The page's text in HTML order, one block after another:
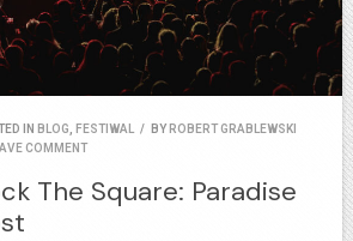
IN BLOG FESTIWAL / BY ROBERT GRABLEWSKI
COMMENT
The Square: Paradise